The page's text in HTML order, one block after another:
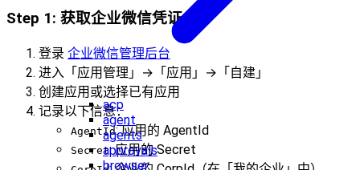
acp
agent
agents
approvals
browser
Step 1: 获取企业微信凭证
登录 企业微信管理后台
进入「应用管理」→「应用」→「自建」
创建应用或选择已有应用
记录以下信息：
AgentId: 应用的 AgentId
Secret: 应用的 Secret